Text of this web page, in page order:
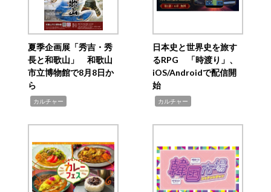
夏季企画展「秀吉・秀
長と和歌山」 和歌山
市立博物館で8月8日か
ら
カルチャー
日本史と世界史を旅す
るRPG 「時渡り」、
iOS/Androidで配信開
始
カルチャー